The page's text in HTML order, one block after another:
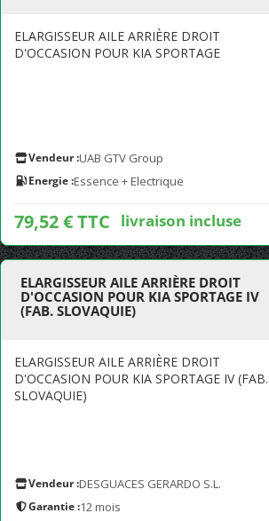
ELARGISSEUR AILE ARRIÈRE DROIT
D'OCCASION POUR KIA SPORTAGE
Vendeur :UAB GTV Group
Energie :Essence + Electrique
79,52 € TTC livraison incluse
ELARGISSEUR AILE ARRIÈRE DROIT
D'OCCASION POUR KIA SPORTAGE IV
(FAB. SLOVAQUIE)
ELARGISSEUR AILE ARRIÈRE DROIT
D'OCCASION POUR KIA SPORTAGE IV (FAB.
SLOVAQUIE)
Vendeur :DESGUACES GERARDO S.L.
Garantie :12 mois